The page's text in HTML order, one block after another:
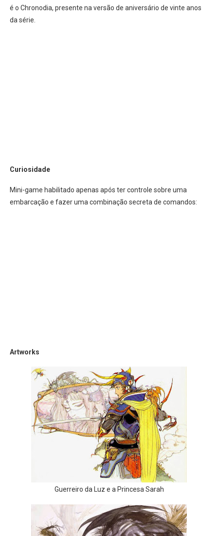
é o Chronodia, presente na versão de aniversário de vinte anos
da série.
Curiosidade
Mini-game habilitado apenas após ter controle sobre uma
embarcação e fazer uma combinação secreta de comandos:
Artworks
Guerreiro da Luz e a Princesa Sarah